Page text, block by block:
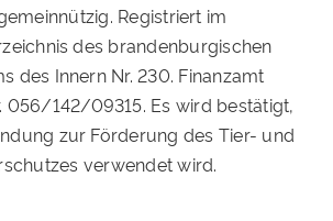
Registriert im
des brandenburgischen
des Innern Nr. 230. Finanzamt
056/142/09315. Es wird bestätigt,
zur Förderung des Tier- und
verwendet wird.